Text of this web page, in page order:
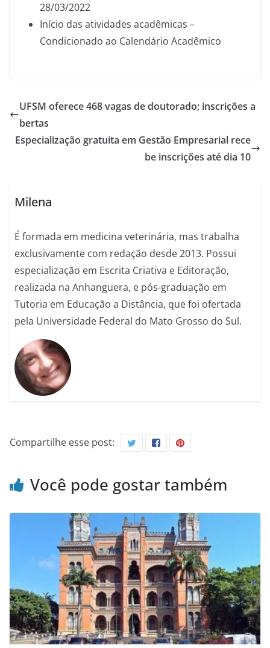
28/03/2022
Início das atividades acadêmicas –
Condicionado ao Calendário Acadêmico
UFSM oferece 468 vagas de doutorado; inscrições a
bertas
Especialização gratuita em Gestão Empresarial rece
be inscrições até dia 10
Milena
É formada em medicina veterinária, mas trabalha
exclusivamente com redação desde 2013. Possui
especialização em Escrita Criativa e Editoração,
realizada na Anhanguera, e pós-graduação em
Tutoria em Educação a Distância, que foi ofertada
pela Universidade Federal do Mato Grosso do Sul.
Compartilhe esse post:
Você pode gostar também